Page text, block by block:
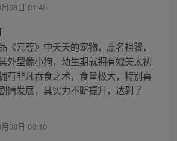
08日 01:45
《元尊》中夭夭的宠物，原名祖饕，
外型像小狗，幼生期就拥有媲美太初
有非凡吞食之术，食量极大，特别喜
情发展，其实力不断提升，达到了
08日 00:10